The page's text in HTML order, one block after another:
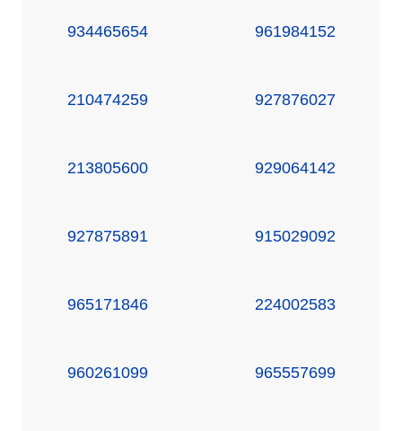
934465654 961984152
210474259 927876027
213805600 929064142
927875891 915029092
965171846 224002583
960261099 965557699